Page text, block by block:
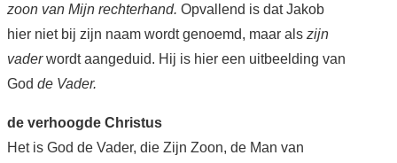
zoon van Mijn rechterhand. Opvallend is dat Jakob
hier niet bij zijn naam wordt genoemd, maar als zijn
vaderwordt aangeduid. Hij is hier een uitbeelding van
God de Vader.
de verhoogde Christus
Het is God de Vader, die Zijn Zoon, de Man van